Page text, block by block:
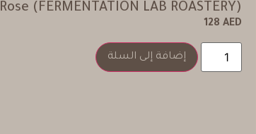
Rose (FERMENTATION LAB ROASTERY)
128 AED
إضافة إلى السلة